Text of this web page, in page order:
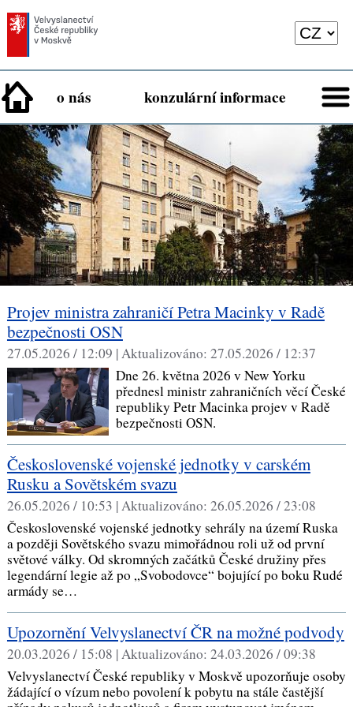
o nás konzulární informace
Projev ministra zahraničí Petra Macinky v Radě
bezpečnosti OSN
27.05.2026 / 12:09 |Aktualizováno: 27.05.2026 / 12:37
Dne 26. května 2026 v New Yorku
přednesl ministr zahraničních věcí České
republiky Petr Macinka projev v Radě
bezpečnosti OSN.
Československé vojenské jednotky v carském
Rusku a Sovětském svazu
26.05.2026 / 10:53 |Aktualizováno: 26.05.2026 / 23:08
Československé vojenské jednotky sehrály na území Ruska
a později Sovětského svazu mimořádnou roli už od první
světové války. Od skromných začátků České družiny přes
legendární legie až po „Svobodovce“ bojující po boku Rudé
armády se…
Upozornění Velvyslanectví ČR na možné podvody
20.03.2026 / 15:08 |Aktualizováno: 24.03.2026 / 09:38
Velvyslanectví České republiky v Moskvě upozorňuje osoby
žádající o vízum nebo povolení k pobytu na stále častější